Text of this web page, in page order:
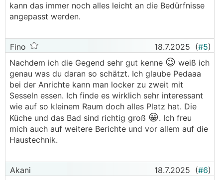
kann das immer noch alles leicht an die Bedürfnisse
angepasst werden.
Fino 18.7.2025 (#5)
Nachdem ich die Gegend sehr gut kenne 😉 weiß ich
genau was du daran so schätzt. Ich glaube Pedaaa
bei der Anrichte kann man locker zu zweit mit
Sesseln essen. Ich finde es wirklich sehr interessant
wie auf so kleinem Raum doch alles Platz hat. Die
Küche und das Bad sind richtig groß 😀. Ich freu
mich auch auf weitere Berichte und vor allem auf die
Haustechnik.
Akani 18.7.2025 (#6)